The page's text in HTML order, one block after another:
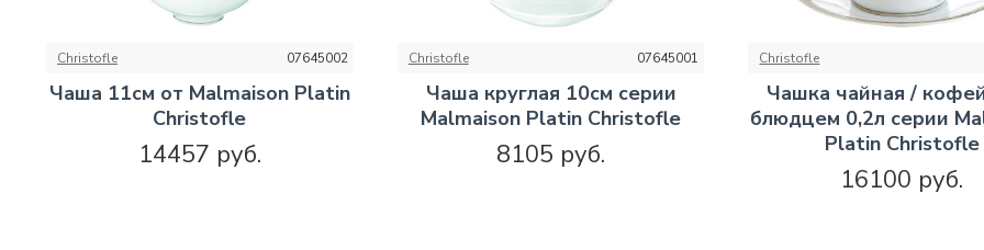
Christofle 07645002
Чаша 11см от Malmaison Platin
Christofle
14457 руб.
Christofle 07645001
Чаша круглая 10см серии
Malmaison Platin Christofle
8105 руб.
Christofle
Чашка чайная /
блюдцем 0,2л серии
Platin Christofle
16100 руб.